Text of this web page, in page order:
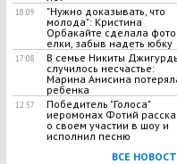
18:09
"Нужно доказывать, что
молода": Кристина
Орбакайте сделала фото
елки, забыв надеть юбку
17:08
В семье Никиты
случилось несчастье:
Марина Анисина
ребенка
12:57
Победитель "Голоса"
иеромонах Фотий
о своем участии в шоу и
исполнил песню
ВСЕ